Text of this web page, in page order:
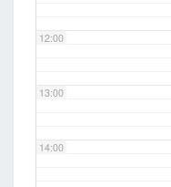
12:00
13:00
14:00